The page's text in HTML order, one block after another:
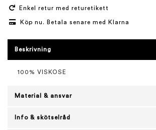
Enkel retur med returetikett
Köp nu. Betala senare med Klarna
Beskrivning
100% VISKOSE
Material & ansvar
Info & skötselråd